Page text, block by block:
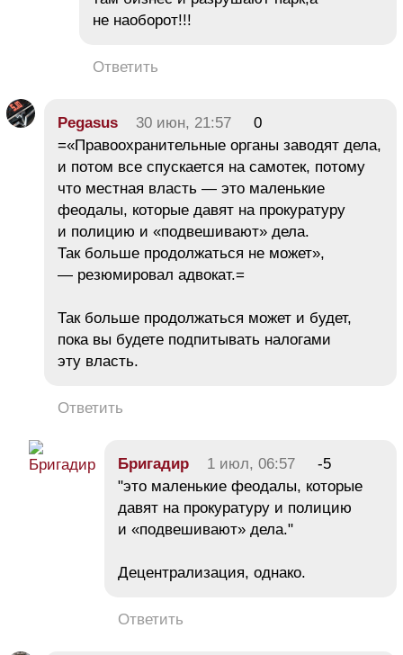
не наоборот!!!
Ответить
Pegasus 30 июн, 21:57
0
=«Правоохранительные органы заводят дела,
и потом все спускается на самотек, потому
что местная власть — это маленькие
феодалы, которые давят на прокуратуру
и полицию и «подвешивают» дела.
Так больше продолжаться не может»,
— резюмировал адвокат.=
Так больше продолжаться может и будет,
пока вы будете подпитывать налогами
эту власть.
Ответить
Бригадир 1 июл, 06:57
-5
"это маленькие феодалы, которые
давят на прокуратуру и полицию
и «подвешивают» дела."
Децентрализация, однако.
Ответить